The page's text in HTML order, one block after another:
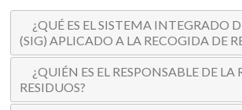
¿QUÉ ES EL SISTEMA INTEGRADO
(SIG) APLICADO A LA RECOGIDA DE
¿QUIÉN ES EL RESPONSABLE DE LA
RESIDUOS?